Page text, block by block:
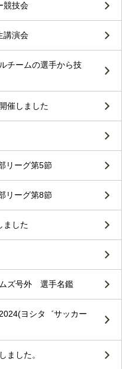
競技会
講演会
チームの選手から技
催しました
リーグ第5節
リーグ第8節
ました
ムズ号外 選手名鑑
ヨシタ゛サッカー
ました。